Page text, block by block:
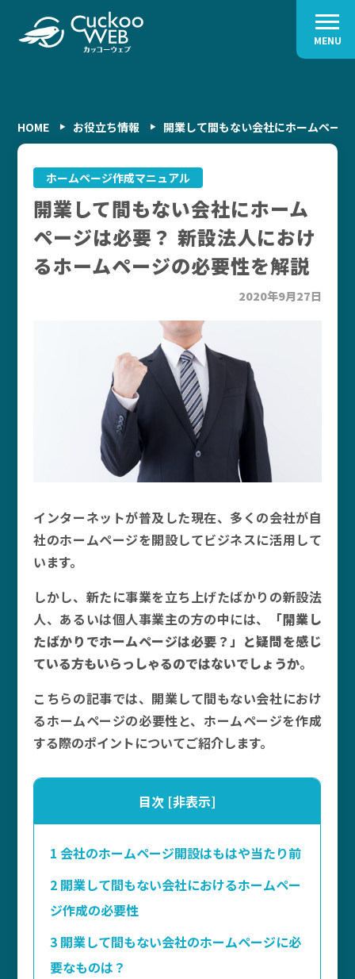
MENU
HOME お役立ち情報 開業して間もない会社にホームペー
ホームページ作成マニュアル
開業して間もない会社にホーム
ページは必要？ 新設法人におけ
るホームページの必要性を解説
2020年9月27日
インターネットが普及した現在、多くの会社が自
社のホームページを開設してビジネスに活用して
います。
しかし、新たに事業を立ち上げたばかりの新設法
人、あるいは個人事業主の方の中には、
「開業し
たばかりでホームページは必要？」と疑問を感じ
ている方もいらっしゃるのではないでしょうか。
こちらの記事では、開業して間もない会社におけ
るホームページの必要性と、ホームページを作成
する際のポイントについてご紹介します。
目次 [非表示]
1 会社のホームページ開設はもはや当たり前
2 開業して間もない会社におけるホームペー
ジ作成の必要性
3 開業して間もない会社のホームページに必
要なものは？